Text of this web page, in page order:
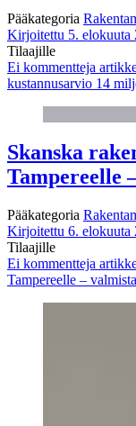
Pääkategoria
Kirjoitettu 5. elokuuta
Tilaajille
Ei kommentteja
kustannusarvio 14
Skanska
Tampereelle
Pääkategoria
Kirjoitettu 6. elokuuta
Tilaajille
Ei kommentteja
Tampereelle –